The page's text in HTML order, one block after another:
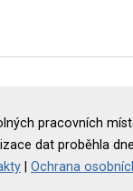
pracovních
dat proběhla
Ochrana